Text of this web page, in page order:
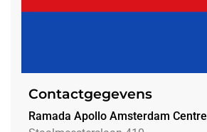
Contactgegevens
Ramada Apollo Amsterdam Centre